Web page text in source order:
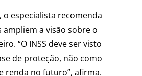
o especialista recomenda
ampliem a visão sobre o
“O INSS deve ser visto
de proteção, não como
renda no futuro”, afirma.